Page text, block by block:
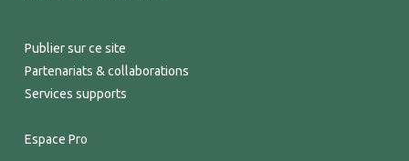
Publier sur ce site
Partenariats & collaborations
Services supports
Espace Pro